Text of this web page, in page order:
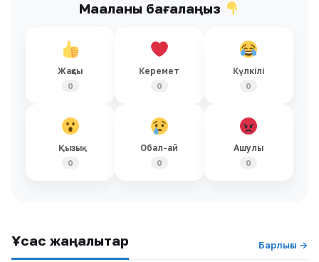
Мақаланы бағалаңыз
Жақсы
0
Керемет
0
Күлкілі
0
Қызық
0
Обал-ай
0
Ашулы
0
Ұқсас жаңалықтар Барлығы →